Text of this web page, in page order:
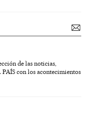
de las noticias,
con los acontecimientos